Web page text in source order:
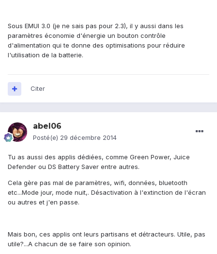
Sous EMUI 3.0 (je ne sais pas pour 2.3), il y aussi dans les
paramètres économie d'énergie un bouton contrôle
d'alimentation qui te donne des optimisations pour réduire
l'utilisation de la batterie.
Citer
abel06
Posté(e) 29 décembre 2014
Tu as aussi des applis dédiées, comme Green Power, Juice
Defender ou DS Battery Saver entre autres.
Cela gère pas mal de paramètres, wifi, données, bluetooth
etc...Mode jour, mode nuit,. Désactivation à l'extinction de l'écran
ou autres et j'en passe.
Mais bon, ces applis ont leurs partisans et détracteurs. Utile, pas
utile?...A chacun de se faire son opinion.